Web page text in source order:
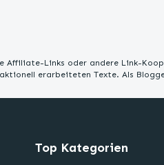
Affiliate-Links oder andere Link-
erarbeiteten Texte. Als
Top Kategorien